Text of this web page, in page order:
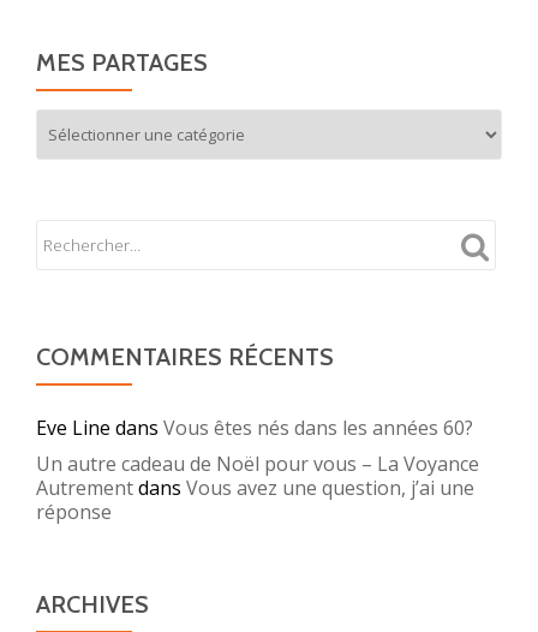
MES PARTAGES
partages
COMMENTAIRES RÉCENTS
Eve Line dans Vous êtes nés dans les années 60?
Un autre cadeau de Noël pour vous – La Voyance
Autrementdans Vous avez une question, j’ai une
réponse
ARCHIVES